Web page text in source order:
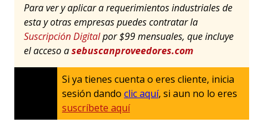
Para ver y aplicar a requerimientos industriales de
esta y otras empresas puedes contratar la
Suscripción Digitalpor $99 mensuales, que incluye
el acceso asebuscanproveedores.com
Si ya tienes cuenta o eres cliente, inicia
sesión dando clic aquí, si aun no lo eres
suscríbete aquí